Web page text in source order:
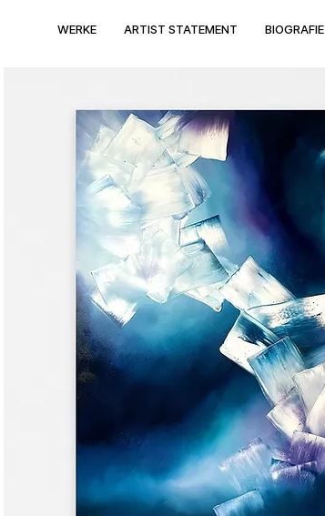
WERKE ARTIST STATEMENT BIOGRAFIE